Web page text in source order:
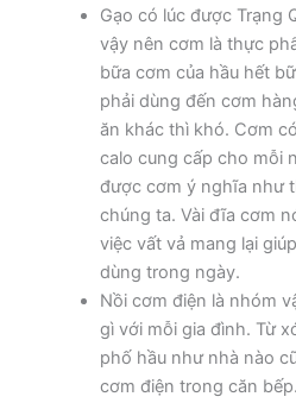
Gạo có lúc được Trạng
vậy nên cơm là thực
bữa cơm của hầu hết
phải dùng đến cơm
ăn khác thì khó. Cơm
calo cung cấp cho mỗi
được cơm ý nghĩa như
chúng ta. Vài đĩa cơm
việc vất vả mang lại
dùng trong ngày.
Nồi cơm điện là nhóm
gì với mỗi gia đình. Từ
phố hầu như nhà nào
cơm điện trong căn